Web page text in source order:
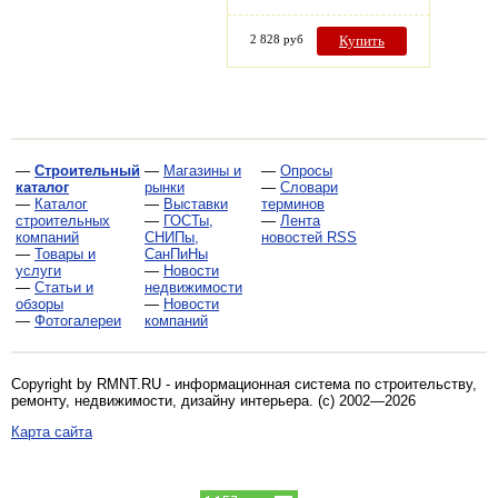
2 828 руб Купить
— Строительный
каталог
— Каталог
строительных
компаний
— Товары и
услуги
— Статьи и
обзоры
— Фотогалереи
— Магазины и
рынки
— Выставки
— ГОСТы,
СНИПы,
СанПиНы
— Новости
недвижимости
— Новости
компаний
— Опросы
— Словари
терминов
— Лента
новостей RSS
Copyright by RMNT.RU - информационная система по строительству,
ремонту, недвижимости, дизайну интерьера. (c) 2002—2026
Карта сайта